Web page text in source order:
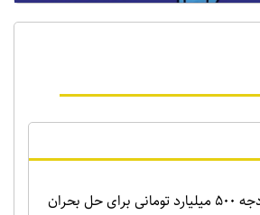
بودجه ۵۰۰ میلیارد تومانی برای حل بحران